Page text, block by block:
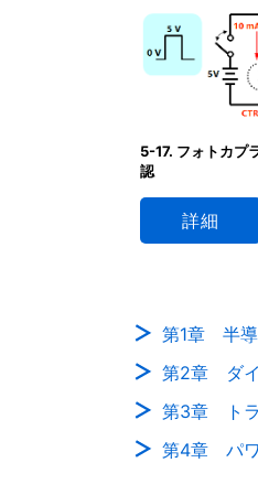
5-17. フォトカプ
認
詳細
第1章 半導
第2章 ダ
第3章 ト
第4章 パワ